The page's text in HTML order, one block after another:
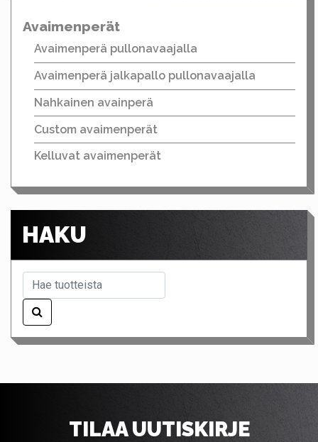
Avaimenperät
Avaimenperä pullonavaajalla
Avaimenperä jalkapallo pullonavaajalla
Nahkainen avainperä
Custom avaimenperät
Kelluvat avaimenperät
HAKU
TILAA UUTISKIRJE